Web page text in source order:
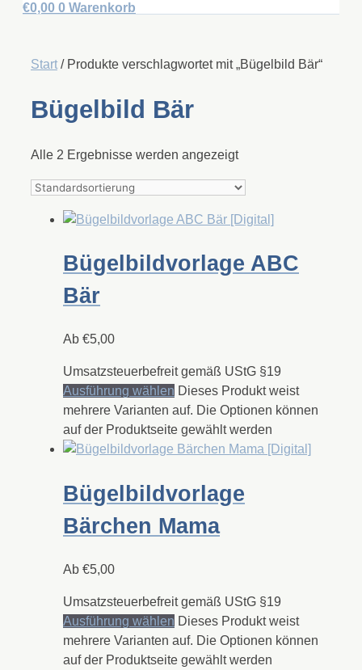
€0,00 0 Warenkorb
Start / Produkte verschlagwortet mit „Bügelbild Bär“
Bügelbild Bär
Alle 2 Ergebnisse werden angezeigt
Bügelbildvorlage ABC
Bär
Ab €5,00
Umsatzsteuerbefreit gemäß UStG §19
Ausführung wählen Dieses Produkt weist
mehrere Varianten auf. Die Optionen können
auf der Produktseite gewählt werden
Bügelbildvorlage
Bärchen Mama
Ab €5,00
Umsatzsteuerbefreit gemäß UStG §19
Ausführung wählen Dieses Produkt weist
mehrere Varianten auf. Die Optionen können
auf der Produktseite gewählt werden